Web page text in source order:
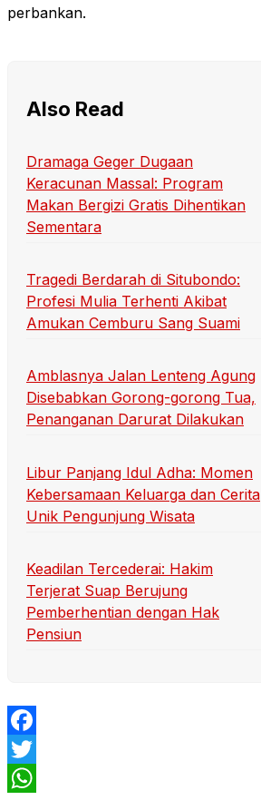
perbankan.
Also Read
Dramaga Geger Dugaan
Keracunan Massal: Program
Makan Bergizi Gratis Dihentikan
Sementara
Tragedi Berdarah di Situbondo:
Profesi Mulia Terhenti Akibat
Amukan Cemburu Sang Suami
Amblasnya Jalan Lenteng Agung
Disebabkan Gorong-gorong Tua,
Penanganan Darurat Dilakukan
Libur Panjang Idul Adha: Momen
Kebersamaan Keluarga dan Cerita
Unik Pengunjung Wisata
Keadilan Tercederai: Hakim
Terjerat Suap Berujung
Pemberhentian dengan Hak
Pensiun
Facebook
Twitter